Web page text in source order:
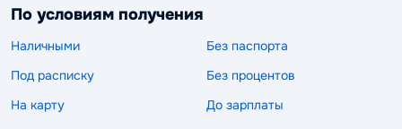
По условиям получения
Наличными
Без паспорта
Под расписку
Без процентов
На карту
До зарплаты